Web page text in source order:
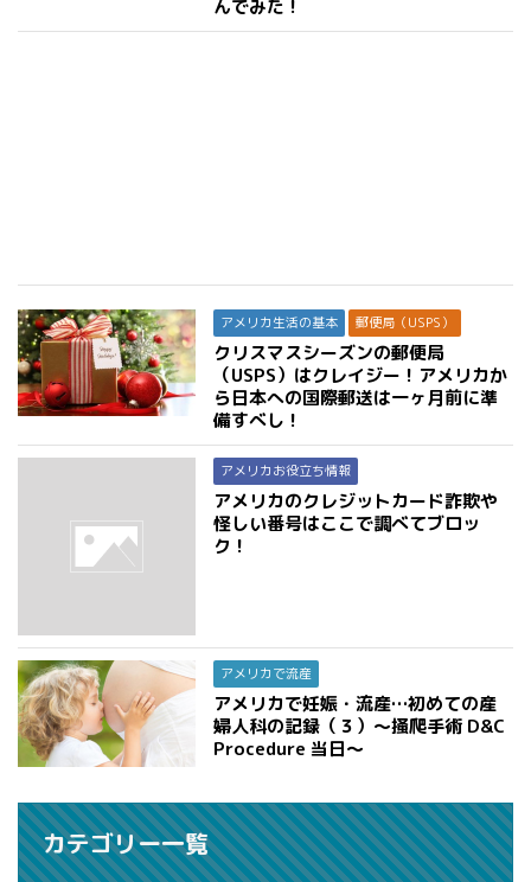
んでみた！
アメリカ生活の基本 郵便局（USPS）
クリスマスシーズンの郵便局
（USPS）はクレイジー！アメリカか
ら日本への国際郵送は一ヶ月前に準
備すべし！
アメリカお役立ち情報
アメリカのクレジットカード詐欺や
怪しい番号はここで調べてブロッ
ク！
アメリカで流産
アメリカで妊娠・流産…初めての産
婦人科の記録（３）〜掻爬手術 D&C
Procedure 当日〜
カテゴリー一覧